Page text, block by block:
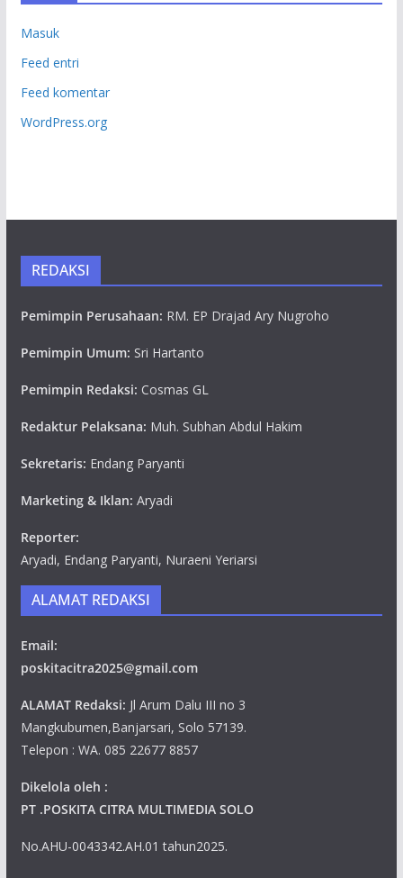
Masuk
Feed entri
Feed komentar
WordPress.org
REDAKSI
Pemimpin Perusahaan: RM. EP Drajad Ary Nugroho
Pemimpin Umum: Sri Hartanto
Pemimpin Redaksi: Cosmas GL
Redaktur Pelaksana: Muh. Subhan Abdul Hakim
Sekretaris: Endang Paryanti
Marketing & Iklan: Aryadi
Reporter:
Aryadi, Endang Paryanti, Nuraeni Yeriarsi
ALAMAT REDAKSI
Email:
poskitacitra2025@gmail.com
ALAMAT Redaksi: Jl Arum Dalu III no 3
Mangkubumen,Banjarsari, Solo 57139.
Telepon : WA. 085 22677 8857
Dikelola oleh :
PT .POSKITA CITRA MULTIMEDIA SOLO
No.AHU-0043342.AH.01 tahun2025.